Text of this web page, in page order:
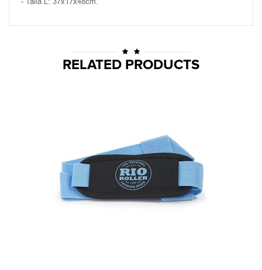
RELATED PRODUCTS